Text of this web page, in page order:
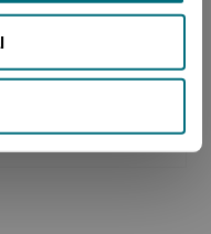
tidigare med
men